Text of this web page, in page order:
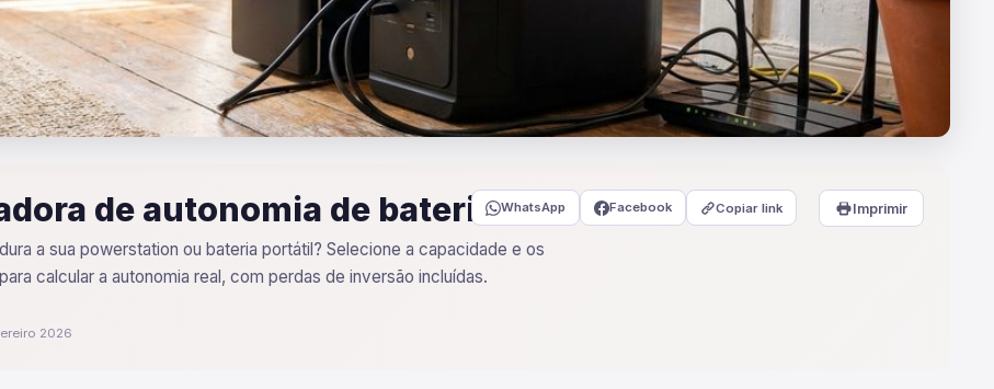
de autonomia de bateria
a sua powerstation ou bateria portátil? Selecione a capacidade e os
calcular a autonomia real, com perdas de inversão incluídas.
Imprimir
2026
WhatsApp Facebook Copiar link